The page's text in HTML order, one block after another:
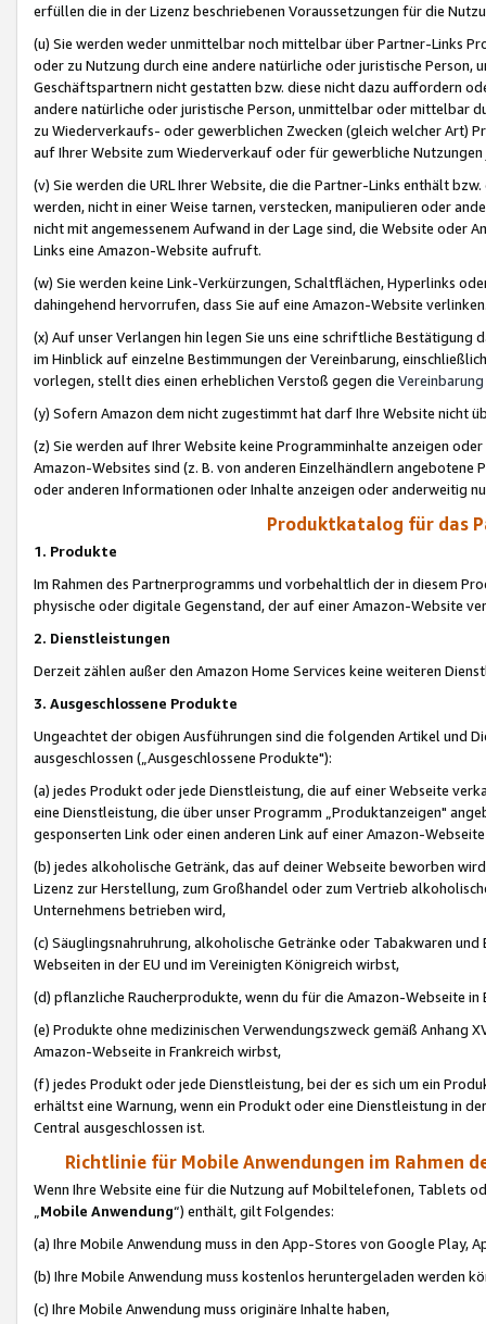
erfüllen die in der Lizenz beschriebenen Voraussetzungen für die
(u) Sie werden weder unmittelbar noch mittelbar über Partner-Links
oder zu Nutzung durch eine andere natürliche oder juristische
Geschäftspartnern nicht gestatten bzw. diese nicht dazu auffordern
andere natürliche oder juristische Person, unmittelbar oder mittelbar
zu Wiederverkaufs- oder gewerblichen Zwecken (gleich welcher Art)
auf Ihrer Website zum Wiederverkauf oder für gewerbliche
(v) Sie werden die URL Ihrer Website, die die Partner-Links enthält
werden, nicht in einer Weise tarnen, verstecken, manipulieren oder
nicht mit angemessenem Aufwand in der Lage sind, die Website oder
Links eine Amazon-Website aufruft.
(w) Sie werden keine Link-Verkürzungen, Schaltflächen, Hyperlinks
dahingehend hervorrufen, dass Sie auf eine Amazon-Website
(x) Auf unser Verlangen hin legen Sie uns eine schriftliche
im Hinblick auf einzelne Bestimmungen der Vereinbarung,
vorlegen, stellt dies einen erheblichen Verstoß gegen die Vereinbarung
(y) Sofern Amazon dem nicht zugestimmt hat darf Ihre Website nicht
(z) Sie werden auf Ihrer Website keine Programminhalte anzeigen
Amazon-Websites sind (z. B. von anderen Einzelhändlern
oder anderen Informationen oder Inhalte anzeigen oder anderweitig
Produktkatalog für das
1. Produkte
Im Rahmen des Partnerprogramms und vorbehaltlich der in diesem
physische oder digitale Gegenstand, der auf einer Amazon-Website
2. Dienstleistungen
Derzeit zählen außer den Amazon Home Services keine weiteren
3. Ausgeschlossene Produkte
Ungeachtet der obigen Ausführungen sind die folgenden Artikel und
ausgeschlossen („Ausgeschlossene Produkte"):
(a) jedes Produkt oder jede Dienstleistung, die auf einer Webseite
eine Dienstleistung, die über unser Programm „Produktanzeigen"
gesponserten Link oder einen anderen Link auf einer Amazon-
(b) jedes alkoholische Getränk, das auf deiner Webseite beworben
Lizenz zur Herstellung, zum Großhandel oder zum Vertrieb
Unternehmens betrieben wird,
(c) Säuglingsnahruhrung, alkoholische Getränke oder Tabakwaren
Webseiten in der EU und im Vereinigten Königreich wirbst,
(d) pflanzliche Raucherprodukte, wenn du für die Amazon-Webseite in
(e) Produkte ohne medizinischen Verwendungszweck gemäß Anhang
Amazon-Webseite in Frankreich wirbst,
(f) jedes Produkt oder jede Dienstleistung, bei der es sich um ein
erhältst eine Warnung, wenn ein Produkt oder eine Dienstleistung in
Central ausgeschlossen ist.
Richtlinie für Mobile Anwendungen im Rahmen
Wenn Ihre Website eine für die Nutzung auf Mobiltelefonen, Tablets
„Mobile Anwendung“) enthält, gilt Folgendes:
(a) Ihre Mobile Anwendung muss in den App-Stores von Google Play,
(b) Ihre Mobile Anwendung muss kostenlos heruntergeladen werden
(c) Ihre Mobile Anwendung muss originäre Inhalte haben,